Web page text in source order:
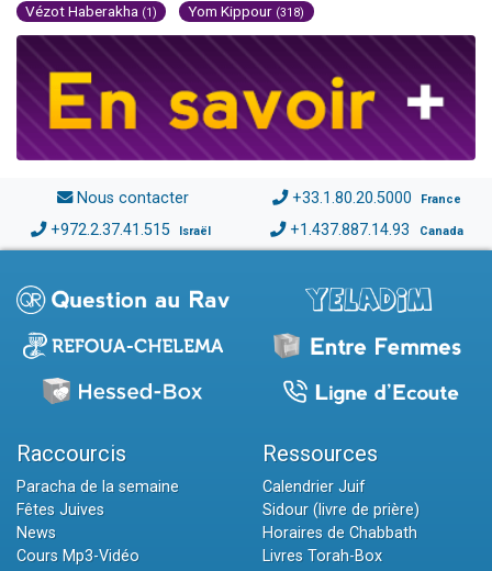
Vézot Haberakha (1) Yom Kippour (318)
Nous contacter +33.1.80.20.5000 France
+972.2.37.41.515 Israël +1.437.887.14.93 Canada
Raccourcis
Paracha de la semaine
Fêtes Juives
News
Cours Mp3-Vidéo
Ressources
Calendrier Juif
Sidour (livre de prière)
Horaires de Chabbath
Livres Torah-Box